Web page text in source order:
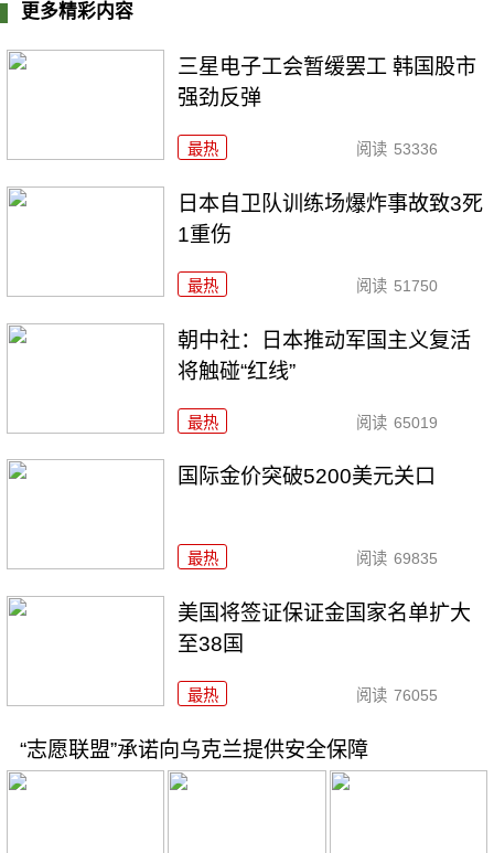
更多精彩内容
三星电子工会暂缓罢工 韩国股市
强劲反弹
最热 阅读 53336
日本自卫队训练场爆炸事故致3死
1重伤
最热 阅读 51750
朝中社：日本推动军国主义复活
将触碰“红线”
最热 阅读 65019
国际金价突破5200美元关口
最热 阅读 69835
美国将签证保证金国家名单扩大
至38国
最热 阅读 76055
“志愿联盟”承诺向乌克兰提供安全保障